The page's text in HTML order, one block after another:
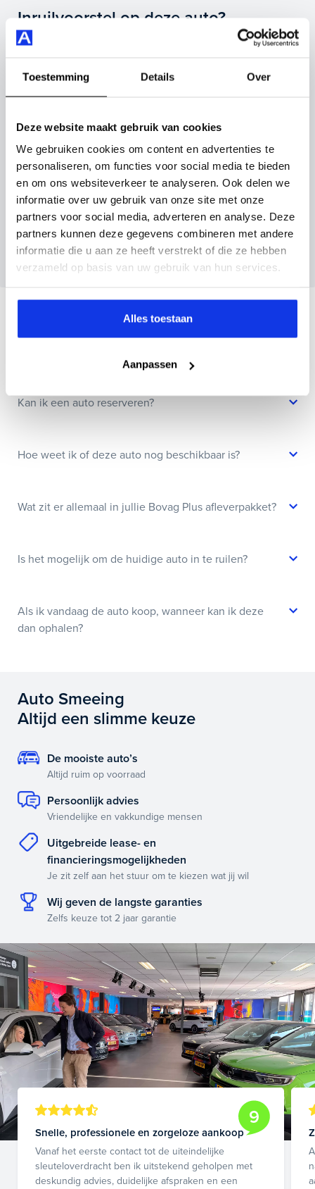
Toestemming Details Over
Deze website maakt gebruik van cookies
We gebruiken cookies om content en advertenties te
personaliseren, om functies voor social media te bieden
en om ons websiteverkeer te analyseren. Ook delen we
informatie over uw gebruik van onze site met onze
partners voor social media, adverteren en analyse. Deze
partners kunnen deze gegevens combineren met andere
informatie die u aan ze heeft verstrekt of die ze hebben
verzameld op basis van uw gebruik van hun services.
Alles toestaan
Aanpassen
Highlights van deze Volkswagen zijn onder andere apple
carplay/android auto, lichtmetalen velgen 16", r-line
exterieur en nog veel meer.
Je koopt hem voor € 24.495,- maar je kan deze
Volkswagen Polo ook bij ons financieren of leasen.
Maak snel een afspraak in de showroom of bestel hem
direct online.
Inruilvoorstel op deze auto?
Vul hier je gegevens in en vergeet niet foto's van je
Kenteken huidige auto
Inruilvoorstel aanvragen
Wanneer je foto’s meestuurt ontvang je op
maandag tot en met vrijdag binnen enkele uren
een voorstel.
Veelgestelde vragen
Kan ik een auto reserveren?
Hoe weet ik of deze auto nog beschikbaar is?
Wat zit er allemaal in jullie Bovag Plus afleverpakket?
Is het mogelijk om de huidige auto in te ruilen?
Als ik vandaag de auto koop, wanneer kan ik deze
dan ophalen?
Auto Smeeing
Altijd een slimme keuze
De mooiste auto’s
Altijd ruim op voorraad
Persoonlijk advies
Vriendelijke en vakkundige mensen
Uitgebreide lease- en
financieringsmogelijkheden
Je zit zelf aan het stuur om te kiezen wat jij wil
Wij geven de langste garanties
Zelfs keuze tot 2 jaar garantie
9
Snelle, professionele en zorgeloze aankoop
Vanaf het eerste contact tot de uiteindelijke
sleuteloverdracht ben ik uitstekend geholpen met
deskundig advies, duidelijke afspraken en een